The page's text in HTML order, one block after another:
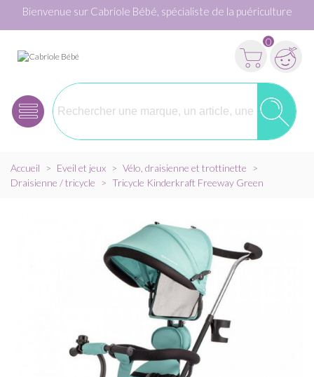
Bienvenue sur Cabriole Bébé, spécialiste de la puériculture
0
Accueil > Eveil et jeux > Vélo, draisienne et trottinette
>
Draisienne / tricycle
> Tricycle Kinderkraft Freeway Green